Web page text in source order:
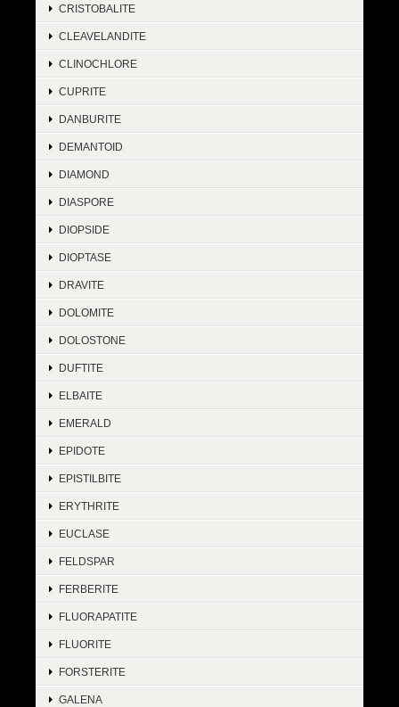
CRISTOBALITE
CLEAVELANDITE
CLINOCHLORE
CUPRITE
DANBURITE
DEMANTOID
DIAMOND
DIASPORE
DIOPSIDE
DIOPTASE
DRAVITE
DOLOMITE
DOLOSTONE
DUFTITE
ELBAITE
EMERALD
EPIDOTE
EPISTILBITE
ERYTHRITE
EUCLASE
FELDSPAR
FERBERITE
FLUORAPATITE
FLUORITE
FORSTERITE
GALENA